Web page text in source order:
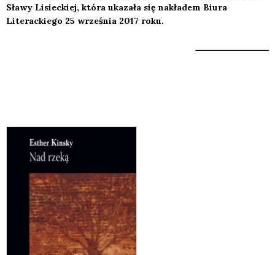
Sławy Lisieckiej, która ukazała się nakładem Biura
Literackiego 25 września 2017 roku.